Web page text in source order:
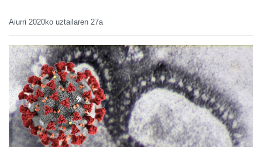
Aiurri 2020ko uztailaren 27a